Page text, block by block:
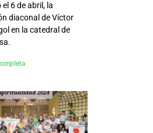
6 de abril, la
diaconal de Víctor
en la catedral de